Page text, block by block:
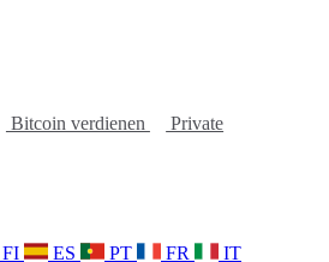
Bitcoin verdienen
Private
FI ES PT FR
IT